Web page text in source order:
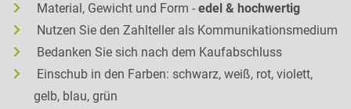
Material, Gewicht und Form - edel & hochwertig
Nutzen Sie den Zahlteller als Kommunikationsmedium
Bedanken Sie sich nach dem Kaufabschluss
Einschub in den Farben: schwarz, weiß, rot, violett,
gelb, blau, grün